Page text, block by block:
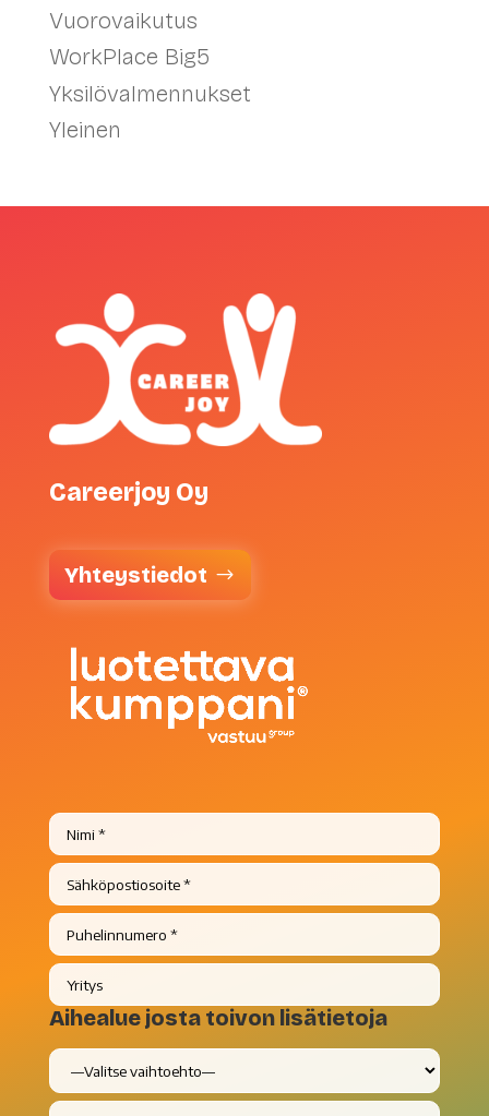
Vuorovaikutus
WorkPlace Big5
Yksilövalmennukset
Yleinen
Careerjoy Oy
Yhteystiedot
Aihealue josta toivon lisätietoja